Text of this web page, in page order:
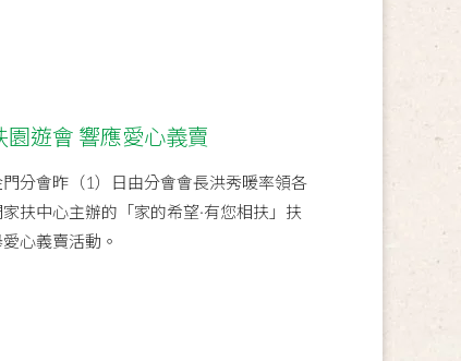
遊會 響應愛心義賣
分會昨（1）日由分會會長洪秀暖率領各
扶中心主辦的「家的希望·有您相扶」扶
心義賣活動。